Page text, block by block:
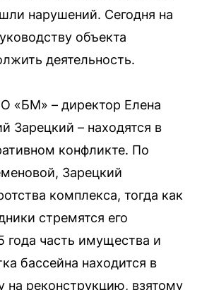
нарушений. Сегодня на
объекта
деятельность.
«БМ» – директор Елена
Зарецкий – находятся в
конфликте. По
Зарецкий
комплекса, тогда как
стремятся его
года часть имущества и
бассейна находится в
на реконструкцию, взятому